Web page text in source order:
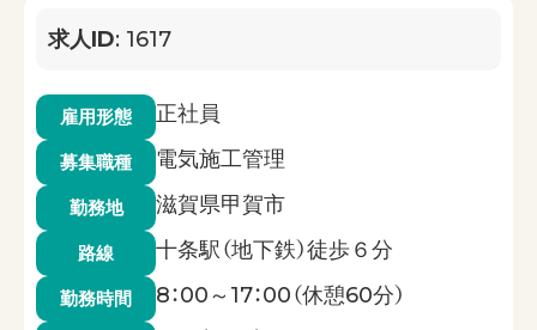
求人ID: 1617
雇用形態 正社員
募集職種 電気施工管理
勤務地 滋賀県甲賀市
路線 十条駅（地下鉄）徒歩６分
勤務時間 8：00～17：00（休憩60分）